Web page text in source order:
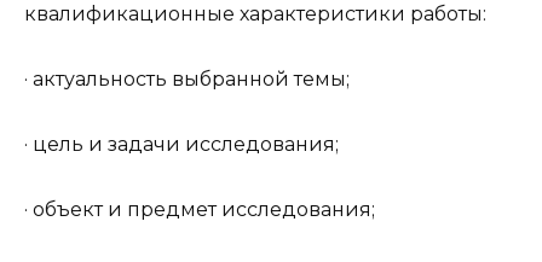
квалификационные характеристики работы:
· актуальность выбранной темы;
· цель и задачи исследования;
· объект и предмет исследования;